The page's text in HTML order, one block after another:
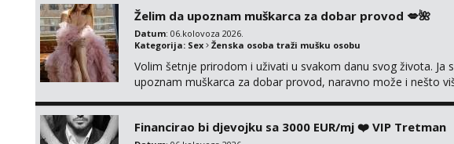
Želim da upoznam muškarca za dobar provod 💋🌺
Datum: 06.kolovoza 2026.
Kategorija: Sex Ženska osoba traži mušku osobu
Volim šetnje prirodom i uživati u svakom danu svog života. Ja
upoznam muškarca za dobar provod, naravno može i nešto
Financirao bi djevojku sa 3000 EUR/mj ❤️ VIP Tretman